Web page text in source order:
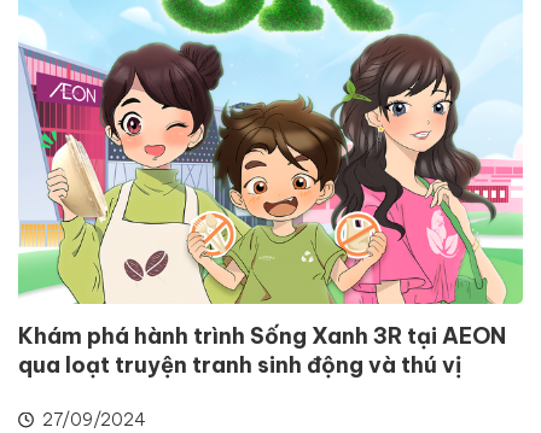
Khám phá hành trình Sống Xanh 3R tại AEON
qua loạt truyện tranh sinh động và thú vị
27/09/2024